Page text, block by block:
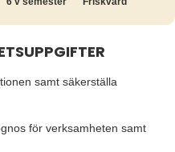
samt säkerställa
för verksamheten samt